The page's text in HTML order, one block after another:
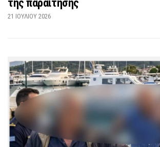
της παραίτησης
21 ΙΟΥΛΊΟΥ 2026